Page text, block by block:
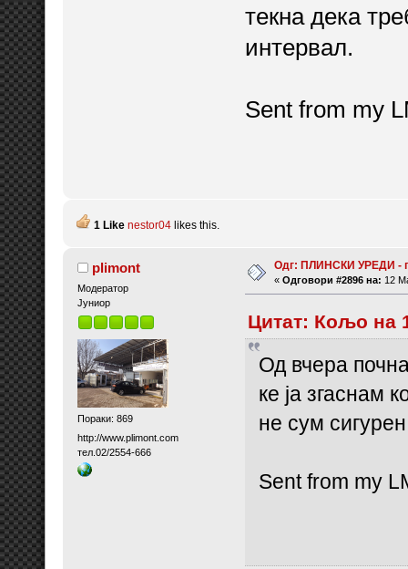
текна дека
интервал.
Sent from my
1 Like nestor04likes this.
plimont
Модератор
Јуниор
Пораки: 869
http://www.plimont.com
тел.02/2554-666
Одг: ПЛИНСКИ УРЕДИ -
« Одговори #2896 на: 12
Цитат: Кољо на
Од вчера
ке ја згаснам
не сум
Sent from my